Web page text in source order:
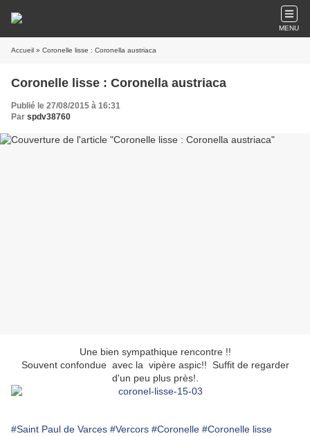
MENU
Accueil » Coronelle lisse : Coronella austriaca
Coronelle lisse : Coronella austriaca
Publié le 27/08/2015 à 16:31
Par spdv38760
Une bien sympathique rencontre !!
Souvent confondue avec la vipère aspic!! Suffit de regarder
d'un peu plus près!.
#Saint Paul de Varces #Vercors #Coronelle #Coronelle lisse